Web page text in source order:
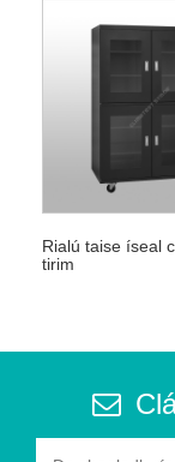
Rialú taise íseal
tirim